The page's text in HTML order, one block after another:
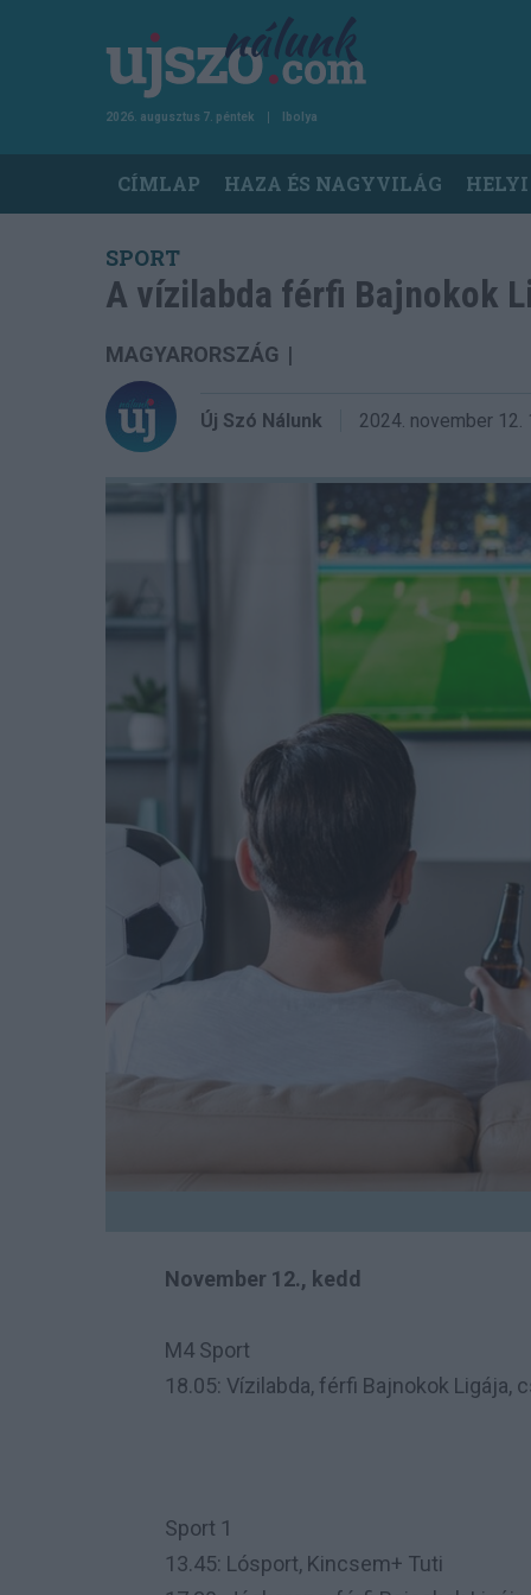
2026. augusztus 7. péntek Ibolya
navigation
CÍMLAP HAZA ÉS NAGYVILÁG
SPORT
A vízilabda férfi Bajnokok
MAGYARORSZÁG |
Új Szó Nálunk 2024. november 12.
November 12., kedd
M4 Sport
18.05: Vízilabda, férfi Bajnokok Ligája,
Sport 1
13.45: Lósport, Kincsem+ Tuti